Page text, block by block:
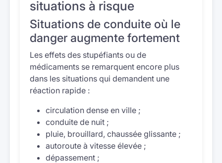
situations à risque
Situations de conduite où le
danger augmente fortement
Les effets des stupéfiants ou de
médicaments se remarquent encore plus
dans les situations qui demandent une
réaction rapide :
circulation dense en ville ;
conduite de nuit ;
pluie, brouillard, chaussée glissante ;
autoroute à vitesse élevée ;
dépassement ;